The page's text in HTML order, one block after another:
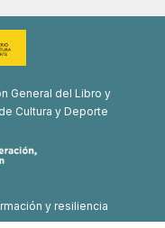
General del Libro y
Cultura y Deporte
y resiliencia